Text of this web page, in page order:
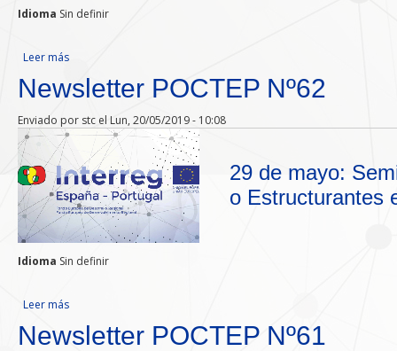
Idioma Sin definir
Leer más
Newsletter POCTEP Nº62
Enviado por stc el Lun, 20/05/2019 - 10:08
29 de mayo:
o Estructurantes
Idioma Sin definir
Leer más
Newsletter POCTEP Nº61